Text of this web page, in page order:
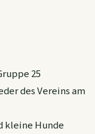
25
des Vereins am
kleine Hunde